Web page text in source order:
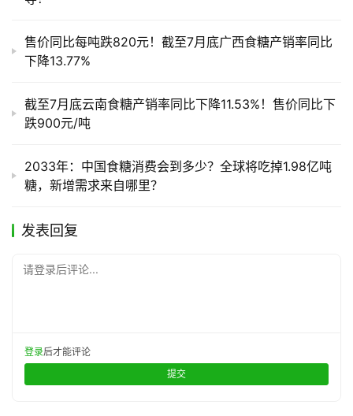
售价同比每吨跌820元！截至7月底广西食糖产销率同比
下降13.77%
截至7月底云南食糖产销率同比下降11.53%！售价同比下
跌900元/吨
2033年：中国食糖消费会到多少？全球将吃掉1.98亿吨
糖，新增需求来自哪里？
发表回复
请登录后评论...
登录后才能评论
提交